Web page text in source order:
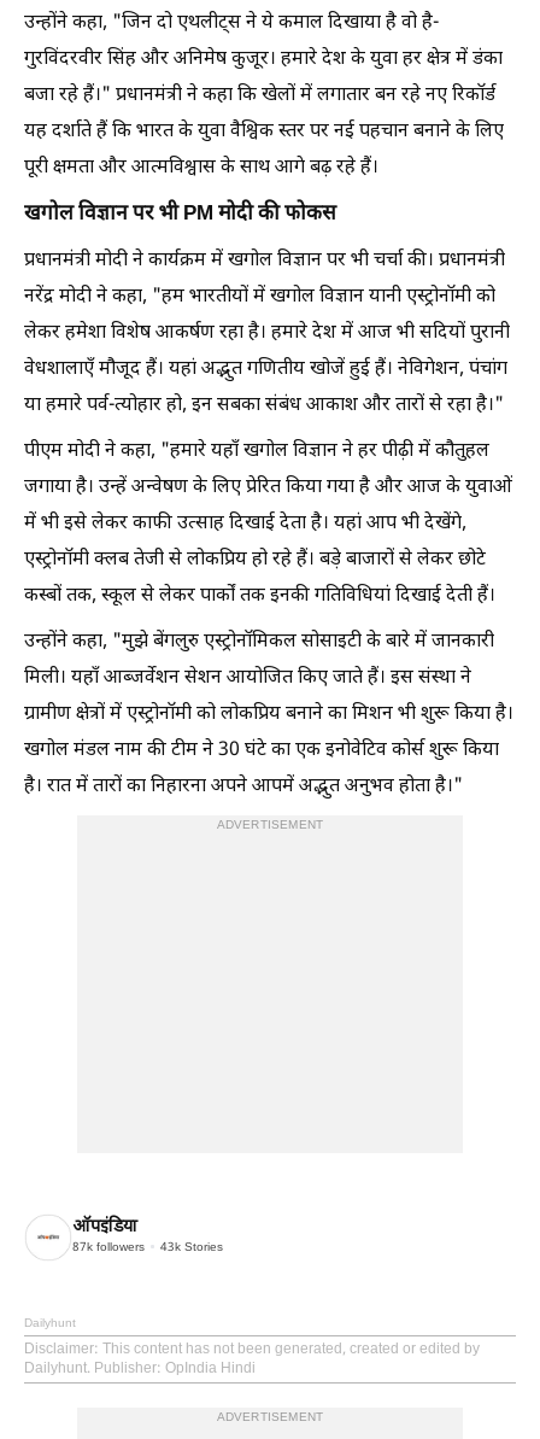
उन्होंने कहा, "जिन दो एथलीट्स ने ये कमाल दिखाया है वो है-
गुरविंदरवीर सिंह और अनिमेष कुजूर। हमारे देश के युवा हर क्षेत्र में डंका
बजा रहे हैं।" प्रधानमंत्री ने कहा कि खेलों में लगातार बन रहे नए रिकॉर्ड
यह दर्शाते हैं कि भारत के युवा वैश्विक स्तर पर नई पहचान बनाने के लिए
पूरी क्षमता और आत्मविश्वास के साथ आगे बढ़ रहे हैं।
खगोल विज्ञान पर भी PM मोदी की फोकस
प्रधानमंत्री मोदी ने कार्यक्रम में खगोल विज्ञान पर भी चर्चा की। प्रधानमंत्री
नरेंद्र मोदी ने कहा, "हम भारतीयों में खगोल विज्ञान यानी एस्ट्रोनॉमी को
लेकर हमेशा विशेष आकर्षण रहा है। हमारे देश में आज भी सदियों पुरानी
वेधशालाएँ मौजूद हैं। यहां अद्भुत गणितीय खोजें हुई हैं। नेविगेशन, पंचांग
या हमारे पर्व-त्योहार हो, इन सबका संबंध आकाश और तारों से रहा है।"
पीएम मोदी ने कहा, "हमारे यहाँ खगोल विज्ञान ने हर पीढ़ी में कौतुहल
जगाया है। उन्हें अन्वेषण के लिए प्रेरित किया गया है और आज के युवाओं
में भी इसे लेकर काफी उत्साह दिखाई देता है। यहां आप भी देखेंगे,
एस्ट्रोनॉमी क्लब तेजी से लोकप्रिय हो रहे हैं। बड़े बाजारों से लेकर छोटे
कस्बों तक, स्कूल से लेकर पार्कों तक इनकी गतिविधियां दिखाई देती हैं।
उन्होंने कहा, "मुझे बेंगलुरु एस्ट्रोनॉमिकल सोसाइटी के बारे में जानकारी
मिली। यहाँ आब्जर्वेशन सेशन आयोजित किए जाते हैं। इस संस्था ने
ग्रामीण क्षेत्रों में एस्ट्रोनॉमी को लोकप्रिय बनाने का मिशन भी शुरू किया है।
खगोल मंडल नाम की टीम ने 30 घंटे का एक इनोवेटिव कोर्स शुरू किया
है। रात में तारों का निहारना अपने आपमें अद्भुत अनुभव होता है।"
ADVERTISEMENT
ऑपइंडिया
87k followers 43k Stories
Dailyhunt
Disclaimer: This content has not been generated, created or edited by
Dailyhunt. Publisher: OpIndia Hindi
ADVERTISEMENT